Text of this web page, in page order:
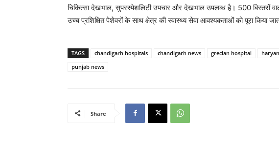
चिकित्सा देखभाल, सुपरस्पेशलिटी उपचार और देखभाल उपलब्ध है। 500 बिस्तरों
उच्च प्रशिक्षित पेशेवरों के साथ क्षेत्र की स्वास्थ्य सेवा आवश्यकताओं को पूरा किया
TAGS chandigarh hospitals chandigarh news grecian hospital
punjab news
Share